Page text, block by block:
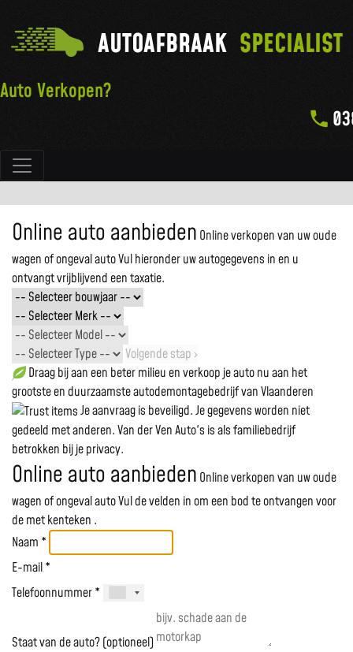
Hoofdnavigatie
AUTOAFBRAAK SPECIALIST
Auto Verkopen?
Online auto aanbieden Online verkopen van uw oude
wagen of ongeval autoVul hieronder uw autogegevens in en u
ontvangt vrijblijvend een taxatie.
Volgende stap ›
Draag bij aan een beter milieu en verkoop je auto nu aan het
grootste en duurzaamste autodemontagebedrijf van Vlaanderen
Je aanvraag is beveiligd. Je gegevens worden niet
gedeeld met anderen. Van der Ven Auto's is als familiebedrijf
betrokken bij je privacy.
Online auto aanbieden Online verkopen van uw oude
wagen of ongeval autoVul de velden in om een bod te ontvangen voor
demet kenteken .
Naam *
E-mail *
Telefoonnummer *
Staat van de auto? (optioneel)